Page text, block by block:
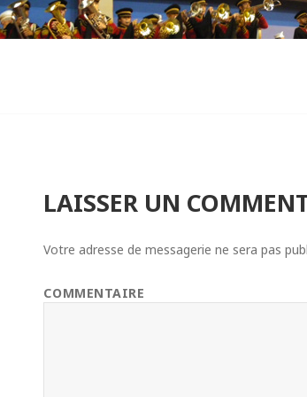
LAISSER UN
Votre adresse de messagerie ne sera pas
COMMENTAIRE